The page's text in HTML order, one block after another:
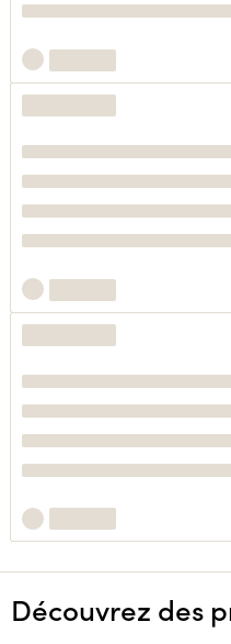
Découvrez des